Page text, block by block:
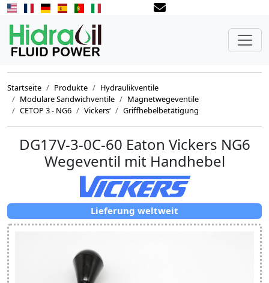
Startseite Produkte
Hydraulikventile
Modulare Sandwichventile
Magnetwegeventile
CETOP 3 - NG6
Vickers‘ Griffhebelbetätigung
DG17V-3-0C-60 Eaton Vickers NG6
Wegeventil mit Handhebel
Lieferung weltweit